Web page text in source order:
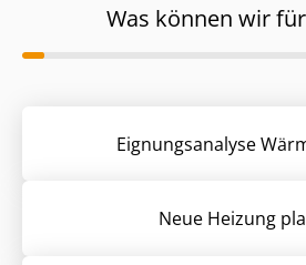
Was können wir
Eignungsanalyse
Neue Heizung